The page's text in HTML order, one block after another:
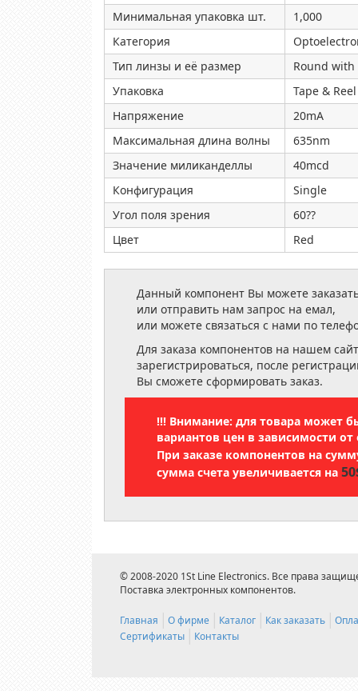
Минимальная упаковка шт.
1,000
Категория
Тип линзы и её размер
Round with
Упаковка
Tape &
Напряжение
20mA
Максимальная длина волны
635nm
Значение миликанделлы
40mcd
Конфигурация
Single
Угол поля зрения
60??
Цвет
Red
Данный компонент Вы можете
или отправить нам запрос на емал,
или можете связаться с нами по
Для заказа компонентов на нашем
зарегистрироваться, после
Вы сможете сформировать заказ.
!!! Внимание: для товара может
вариантов цен в зависимости от
При заказе компонентов на
сумма счета увеличивается на
© 2008-2020 1St Line Electronics. Все права
Поставка электронных компонентов.
Главная О фирме Каталог Как заказать
Сертификаты
Контакты